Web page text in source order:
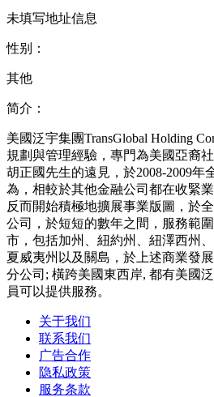
未填写地址信息
性别：
其他
简介：
美國泛宇集團TransGlobal Holding
規劃與管理經驗，專門為美國亞裔
胡正國先生的遠見，於2008-2009年
為，相較於其他金融公司都在收緊
反而開始積極地擴展事業版圖，於
公司，於短短的數年之間，服務範
市，包括加州、紐約州、紐澤西州
夏威夷州以及關島，於上述商業發
分公司; 橫跨美國東西岸, 都有美國
員可以提供服務。
关于我们
联系我们
广告合作
隐私政策
服务条款